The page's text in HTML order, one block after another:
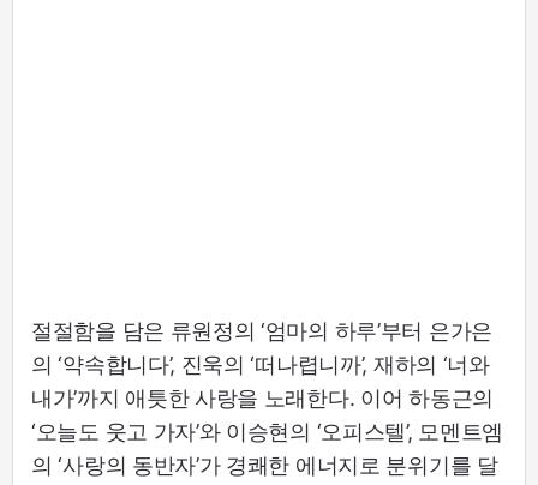
절절함을 담은 류원정의 ‘엄마의 하루’부터 은가은
의 ‘약속합니다’, 진욱의 ‘떠나렵니까’, 재하의 ‘너와
내가’까지 애틋한 사랑을 노래한다. 이어 하동근의
‘오늘도 웃고 가자’와 이승현의 ‘오피스텔’, 모멘트엠
의 ‘사랑의 동반자’가 경쾌한 에너지로 분위기를 달